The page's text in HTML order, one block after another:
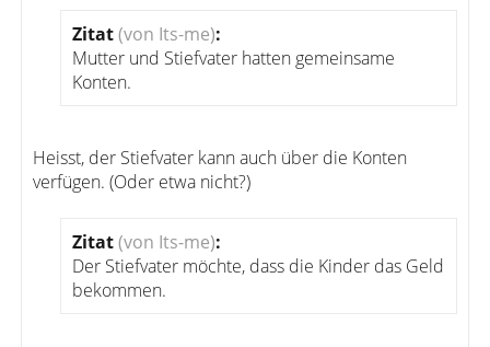
Zitat(von Its-me):
Mutter und Stiefvater hatten gemeinsame
Konten.
Heisst, der Stiefvater kann auch über die Konten
verfügen. (Oder etwa nicht?)
Zitat(von Its-me):
Der Stiefvater möchte, dass die Kinder das Geld
bekommen.